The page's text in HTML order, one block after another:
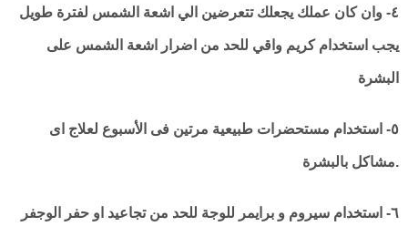
٤- وان كان عملك يجعلك تتعرضين الي اشعة الشمس لفترة طويل
يجب استخدام كريم واقي للحد من اضرار اشعة الشمس على
البشرة
٥- استخدام مستحضرات طبيعية مرتين فى الأسبوع لعلاج اى
مشاكل بالبشرة.
٦- استخدام سيروم و برايمر للوجة للحد من تجاعيد او حفر الوجفر